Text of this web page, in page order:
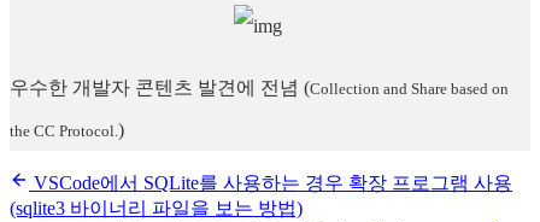
우수한 개발자 콘텐츠 발견에 전념 (Collection and Share based on
the CC Protocol. )
VSCode에서 SQLite를 사용하는 경우 확장 프로그램 사용
(sqlite3 바이너리 파일을 보는 방법)